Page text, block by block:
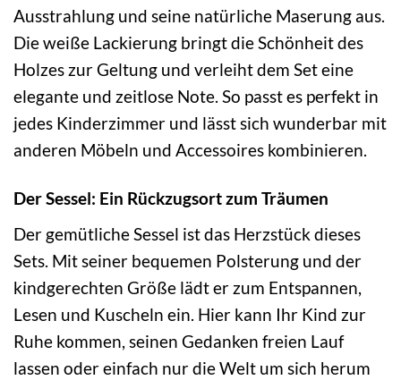
Ausstrahlung und seine natürliche Maserung aus.
Die weiße Lackierung bringt die Schönheit des
Holzes zur Geltung und verleiht dem Set eine
elegante und zeitlose Note. So passt es perfekt in
jedes Kinderzimmer und lässt sich wunderbar mit
anderen Möbeln und Accessoires kombinieren.
Der Sessel: Ein Rückzugsort zum Träumen
Der gemütliche Sessel ist das Herzstück dieses
Sets. Mit seiner bequemen Polsterung und der
kindgerechten Größe lädt er zum Entspannen,
Lesen und Kuscheln ein. Hier kann Ihr Kind zur
Ruhe kommen, seinen Gedanken freien Lauf
lassen oder einfach nur die Welt um sich herum